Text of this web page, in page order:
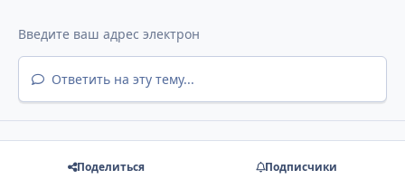
Ответить на эту тему...
Поделиться Подписчики